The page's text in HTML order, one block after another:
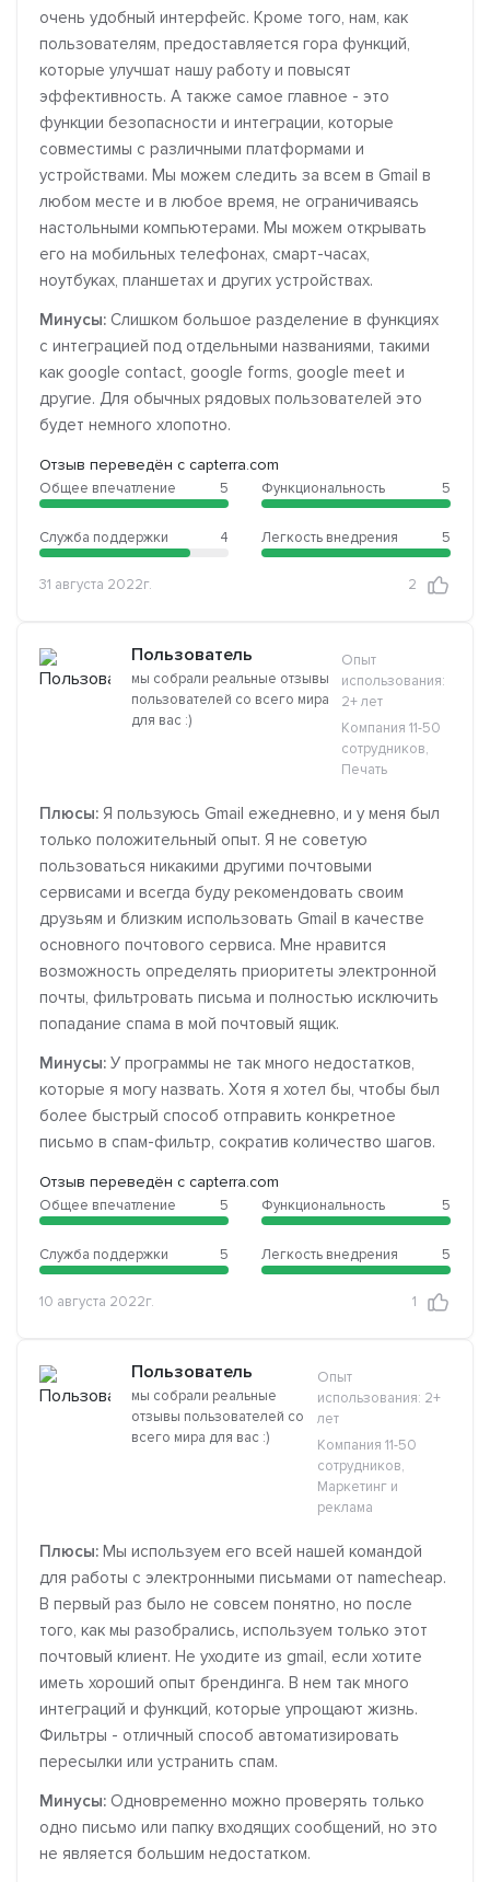
очень удобный интерфейс. Кроме того, нам, как
пользователям, предоставляется гора функций,
которые улучшат нашу работу и повысят
эффективность. А также самое главное - это
функции безопасности и интеграции, которые
совместимы с различными платформами и
устройствами. Мы можем следить за всем в Gmail в
любом месте и в любое время, не ограничиваясь
настольными компьютерами. Мы можем открывать
его на мобильных телефонах, смарт-часах,
ноутбуках, планшетах и других устройствах.
Минусы: Слишком большое разделение в функциях
с интеграцией под отдельными названиями, такими
как google contact, google forms, google meet и
другие. Для обычных рядовых пользователей это
будет немного хлопотно.
Отзыв переведён с capterra.com
Общее впечатление 5
Служба поддержки 4
Функциональность 5
Легкость внедрения 5
31 августа 2022г. 2
Пользователь
мы собрали реальные отзывы
пользователей со всего мира
для вас :)
Опыт
использования:
2+ лет
Компания 11-50
сотрудников,
Печать
Плюсы: Я пользуюсь Gmail ежедневно, и у меня был
только положительный опыт. Я не советую
пользоваться никакими другими почтовыми
сервисами и всегда буду рекомендовать своим
друзьям и близким использовать Gmail в качестве
основного почтового сервиса. Мне нравится
возможность определять приоритеты электронной
почты, фильтровать письма и полностью исключить
попадание спама в мой почтовый ящик.
Минусы: У программы не так много недостатков,
которые я могу назвать. Хотя я хотел бы, чтобы был
более быстрый способ отправить конкретное
письмо в спам-фильтр, сократив количество шагов.
Отзыв переведён с capterra.com
Общее впечатление 5
Служба поддержки 5
Функциональность 5
Легкость внедрения 5
10 августа 2022г. 1
Пользователь
мы собрали реальные
отзывы пользователей со
всего мира для вас :)
Опыт
использования: 2+
лет
Компания 11-50
сотрудников,
Маркетинг и
реклама
Плюсы: Мы используем его всей нашей командой
для работы с электронными письмами от namecheap.
В первый раз было не совсем понятно, но после
того, как мы разобрались, используем только этот
почтовый клиент. Не уходите из gmail, если хотите
иметь хороший опыт брендинга. В нем так много
интеграций и функций, которые упрощают жизнь.
Фильтры - отличный способ автоматизировать
пересылки или устранить спам.
Минусы: Одновременно можно проверять только
одно письмо или папку входящих сообщений, но это
не является большим недостатком.